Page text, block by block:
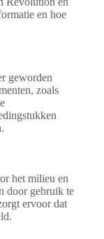
en hoe
geworden
zoals
het milieu en
door gebruik te
ervoor dat